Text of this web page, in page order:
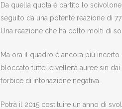
Da quella quota è partito lo
seguito da una potente reazione di
Una reazione che ha colto molti di
Ma ora il quadro è ancora più
bloccato tutte le velleità auree sin
forbice di intonazione negativa.
Potrà il 2015 costituire un anno di